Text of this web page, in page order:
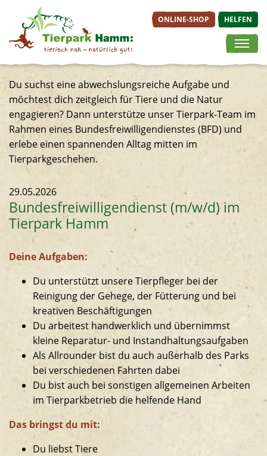
Springe direkt zu:
Hauptmenü
Inhalt
ONLINE-SHOP HELFEN
ONLINE-SHOP
Tageskarten
Jahreskarten
Angebote der
Zooschule
Veranstaltungen
Gutscheine
TIERE &
ERLEBNISWELTEN
Tierische Bewohner
Afrikaanlage
Afrikavoliere
Erdmännchenanlage
Erlebniswelt
Inselwelten
Kinderbauernhof &
Tigeranlage
Südamerikaanlage
BESUCH
Anfahrt
Lageplan
Service &
Du suchst eine abwechslungsreiche Aufgabe und
möchtest dich zeitgleich für Tiere und die Natur
engagieren? Dann unterstütze unser Tierpark-Team im
Rahmen eines Bundesfreiwilligendienstes (BFD) und
erlebe einen spannenden Alltag mitten im
Tierparkgeschehen.
29.05.2026
Bundesfreiwilligendienst (m/w/d) im
Tierpark Hamm
Deine Aufgaben:
Du unterstützt unsere Tierpfleger bei der
Reinigung der Gehege, der Fütterung und bei
kreativen Beschäftigungen
Du arbeitest handwerklich und übernimmst
kleine Reparatur- und Instandhaltungsaufgaben
Als Allrounder bist du auch außerhalb des Parks
bei verschiedenen Fahrten dabei
Du bist auch bei sonstigen allgemeinen Arbeiten
im Tierparkbetrieb die helfende Hand
Das bringst du mit:
Du liebst Tiere